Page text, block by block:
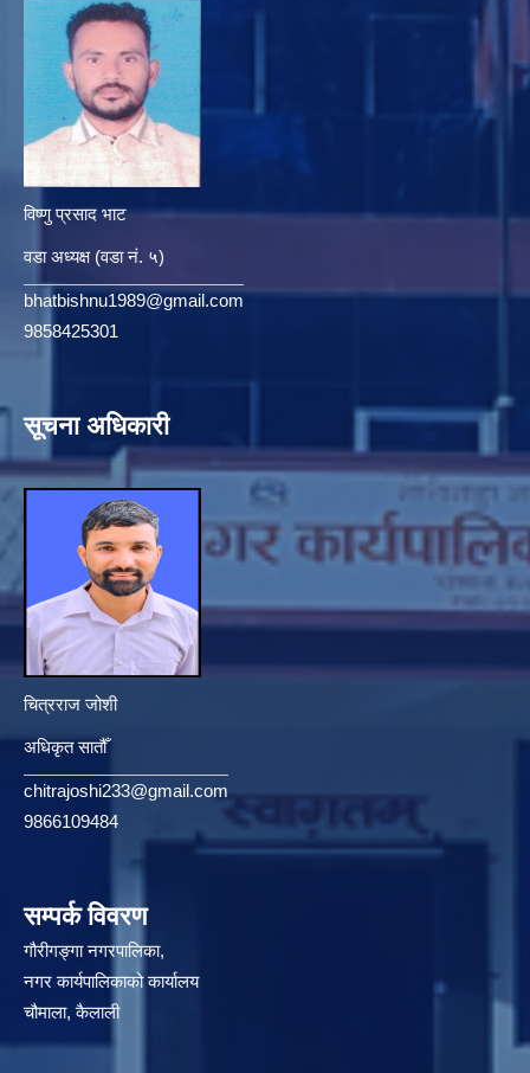
विष्णु प्रसाद भाट
वडा अध्यक्ष (वडा नं. ५)
bhatbishnu1989@gmail.com
9858425301
सूचना अधिकारी
चित्रराज जोशी
अधिकृत सातौँ
chitrajoshi233@gmail.com
9866109484
सम्पर्क विवरण
गौरीगङ्गा नगरपालिका,
नगर कार्यपालिकाको कार्यालय
चौमाला, कैलाली